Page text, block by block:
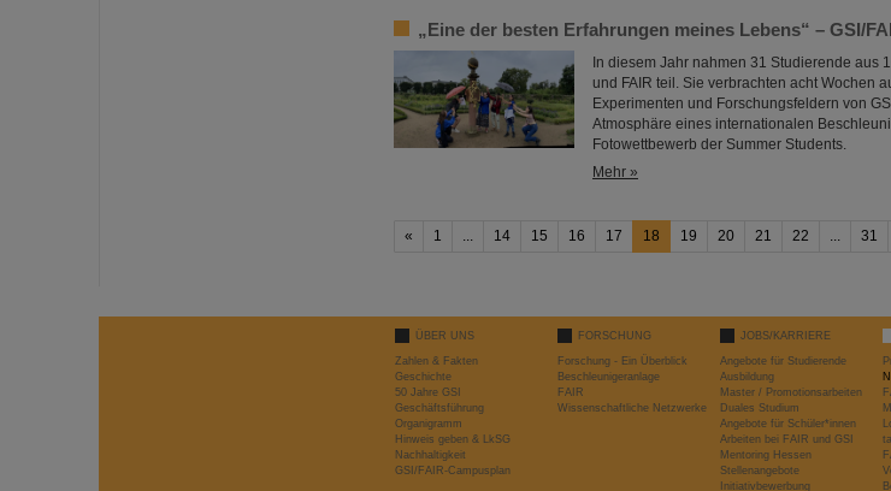
„Eine der besten Erfahrungen meines Lebens“ – GSI/
In diesem Jahr nahmen 31 Studierende aus
und FAIR teil. Sie verbrachten acht Wochen
Experimenten und Forschungsfeldern von
Atmosphäre eines internationalen
Fotowettbewerb der Summer Students.
Mehr »
« 1 ... 14 15 16 17 18 19 20 21 22 ... 31
ÜBER UNS
Zahlen & Fakten
Geschichte
50 Jahre GSI
Geschäftsführung
Organigramm
Hinweis geben & LkSG
Nachhaltigkeit
GSI/FAIR-Campusplan
FORSCHUNG
Forschung - Ein Überblick
Beschleunigeranlage
FAIR
Wissenschaftliche Netzwerke
JOBS/KARRIERE
Angebote für Studierende
Ausbildung
Master / Promotionsarbeiten
Duales Studium
Angebote für Schüler*innen
Arbeiten bei FAIR und GSI
Mentoring Hessen
Stellenangebote
Initiativbewerbung